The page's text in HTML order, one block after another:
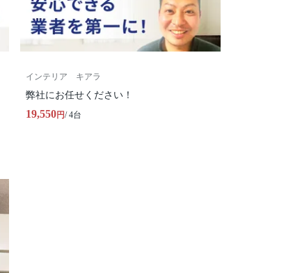
インテリア キアラ
弊社にお任せください！
19,550円/ 4台